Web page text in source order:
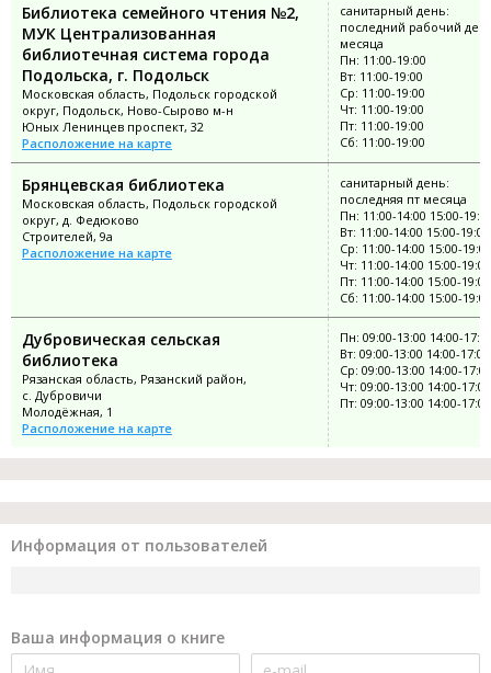
Библиотека семейного чтения №2,
МУК Централизованная
библиотечная система города
Подольска, г. Подольск
Московская область, Подольск городской
округ, Подольск, Ново-Сырово м-н
Юных Ленинцев проспект, 32
Расположение на карте
санитарный день:
последний рабочий
месяца
Пн: 11:00-19:00
Вт: 11:00-19:00
Ср: 11:00-19:00
Чт: 11:00-19:00
Пт: 11:00-19:00
Сб: 11:00-19:00
Брянцевская библиотека
Московская область, Подольск городской
округ, д. Федюково
Строителей, 9а
Расположение на карте
санитарный день:
последняя пт месяца
Пн: 11:00-14:00 15:00-
Вт: 11:00-14:00 15:00-19:00
Ср: 11:00-14:00 15:00-19:00
Чт: 11:00-14:00 15:00-19:00
Пт: 11:00-14:00 15:00-19:00
Сб: 11:00-14:00 15:00-19:00
Дубровическая сельская
библиотека
Рязанская область, Рязанский район,
с. Дубровичи
Молодёжная, 1
Расположение на карте
Пн: 09:00-13:00 14:00-
Вт: 09:00-13:00 14:00-17:00
Ср: 09:00-13:00 14:00-17:00
Чт: 09:00-13:00 14:00-17:00
Пт: 09:00-13:00 14:00-17:00
Информация от пользователей
Ваша информация о книге